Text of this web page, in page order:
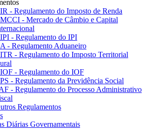
- Regulamento do Imposto de Renda
- Mercado de Câmbio e Capital
- Regulamento do IPI
- Regulamento Aduaneiro
- Regulamento do Imposto Territorial
- Regulamento do IOF
- Regulamento da Previdência Social
- Regulamento do Processo Administrativo
Regulamentos
Diárias Governamentais